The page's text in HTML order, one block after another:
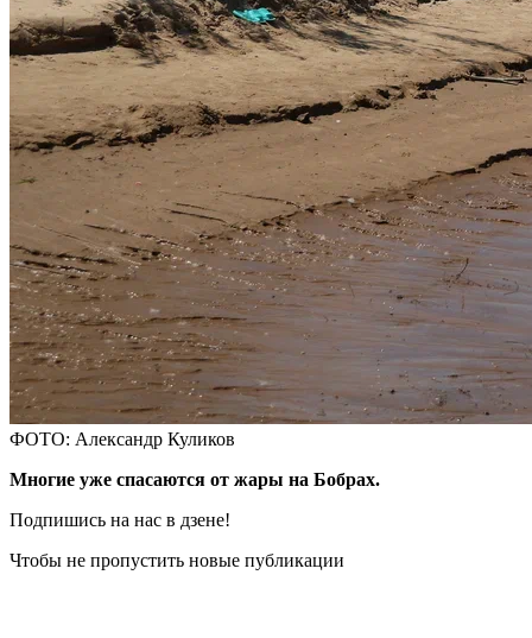
ФОТО: Александр Куликов
Многие уже спасаются от жары на Бобрах.
Подпишись на нас в дзене!
Чтобы не пропустить новые публикации